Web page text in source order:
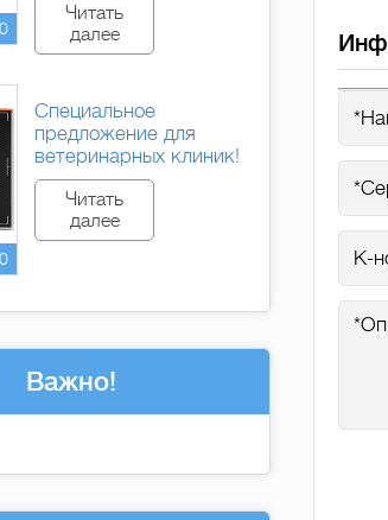
Читать
далее
Специальное
предложение для
ветеринарных клиник!
Читать
далее
Важно!